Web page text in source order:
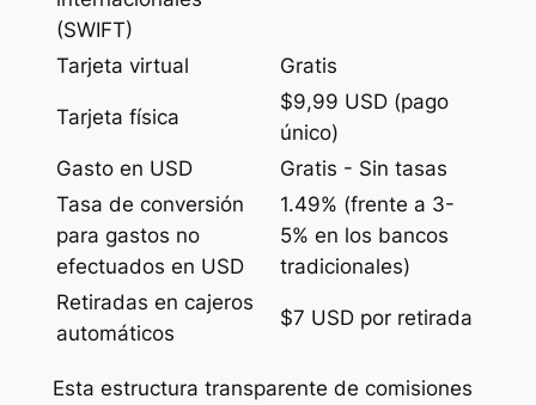
(SWIFT)
Tarjeta virtual Gratis
Tarjeta física
$9,99 USD (pago
único)
Gasto en USD
Gratis - Sin tasas
Tasa de conversión
para gastos no
efectuados en USD
1.49% (frente a 3-
5% en los bancos
tradicionales)
Retiradas en cajeros
automáticos
$7 USD por retirada
Esta estructura transparente de comisiones